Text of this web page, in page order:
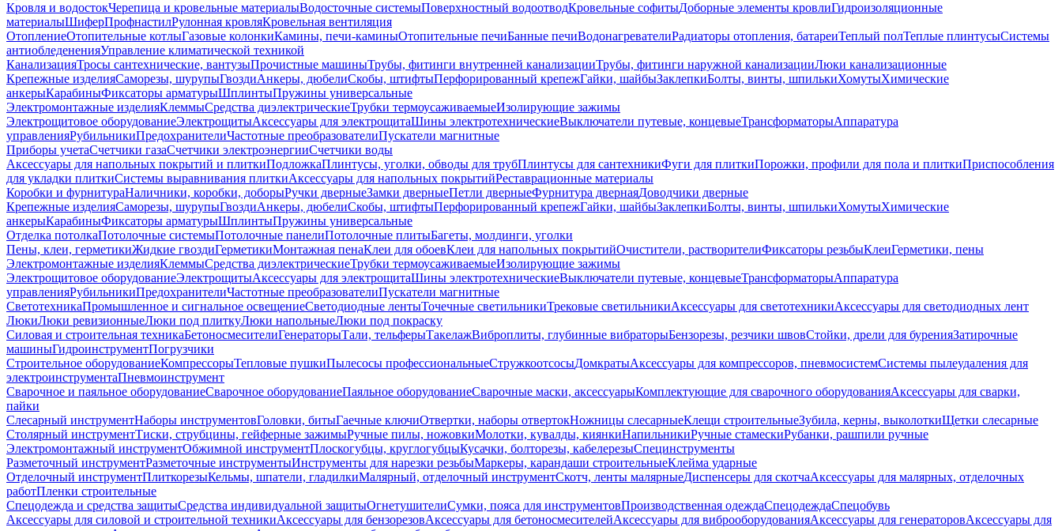
Кровля и водостокЧерепица и кровельные материалыВодосточные системыПоверхностный водоотводКровельные софитыДоборные элементы кровлиГидроизоляционные
материалыШиферПрофнастилРулонная кровляКровельная вентиляция
ОтоплениеОтопительные котлыГазовые колонкиКамины, печи-каминыОтопительные печиБанные печиВодонагревателиРадиаторы отопления, батареиТеплый полТеплые плинтусыСистемы
антиобледененияУправление климатической техникой
КанализацияТросы сантехнические, вантузыПрочистные машиныТрубы, фитинги внутренней канализацииТрубы, фитинги наружной канализацииЛюки канализационные
Крепежные изделияСаморезы, шурупыГвоздиАнкеры, дюбелиСкобы, штифтыПерфорированный крепежГайки, шайбыЗаклепкиБолты, винты, шпилькиХомутыХимические
анкерыКарабиныФиксаторы арматурыШплинтыПружины универсальные
Электромонтажные изделияКлеммыСредства диэлектрическиеТрубки термоусаживаемыеИзолирующие зажимы
Электрощитовое оборудованиеЭлектрощитыАксессуары для электрощитаШины электротехническиеВыключатели путевые, концевыеТрансформаторыАппаратура
управленияРубильникиПредохранителиЧастотные преобразователиПускатели магнитные
Приборы учетаСчетчики газаСчетчики электроэнергииСчетчики воды
Аксессуары для напольных покрытий и плиткиПодложкаПлинтусы, уголки, обводы для трубПлинтусы для сантехникиФуги для плиткиПорожки, профили для пола и плиткиПриспособления
для укладки плиткиСистемы выравнивания плиткиАксессуары для напольных покрытийРеставрационные материалы
Коробки и фурнитураНаличники, коробки, доборыРучки дверныеЗамки дверныеПетли дверныеФурнитура двернаяДоводчики дверные
Крепежные изделияСаморезы, шурупыГвоздиАнкеры, дюбелиСкобы, штифтыПерфорированный крепежГайки, шайбыЗаклепкиБолты, винты, шпилькиХомутыХимические
анкерыКарабиныФиксаторы арматурыШплинтыПружины универсальные
Отделка потолкаПотолочные системыПотолочные панелиПотолочные плитыБагеты, молдинги, уголки
Пены, клеи, герметикиЖидкие гвоздиГерметикиМонтажная пенаКлеи для обоевКлеи для напольных покрытийОчистители, растворителиФиксаторы резьбыКлеиГерметики, пены
Электромонтажные изделияКлеммыСредства диэлектрическиеТрубки термоусаживаемыеИзолирующие зажимы
Электрощитовое оборудованиеЭлектрощитыАксессуары для электрощитаШины электротехническиеВыключатели путевые, концевыеТрансформаторыАппаратура
управленияРубильникиПредохранителиЧастотные преобразователиПускатели магнитные
СветотехникаПромышленное и сигнальное освещениеСветодиодные лентыТочечные светильникиТрековые светильникиАксессуары для светотехникиАксессуары для светодиодных лент
ЛюкиЛюки ревизионныеЛюки под плиткуЛюки напольныеЛюки под покраску
Силовая и строительная техникаБетоносмесителиГенераторыТали, тельферыТакелажВиброплиты, глубинные вибраторыБензорезы, резчики швовСтойки, дрели для буренияЗатирочные
машиныГидроинструментПогрузчики
Строительное оборудованиеКомпрессорыТепловые пушкиПылесосы профессиональныеСтружкоотсосыДомкратыАксессуары для компрессоров, пневмосистемСистемы пылеудаления для
электроинструментаПневмоинструмент
Сварочное и паяльное оборудованиеСварочное оборудованиеПаяльное оборудованиеСварочные маски, аксессуарыКомплектующие для сварочного оборудованияАксессуары для сварки,
пайки
Слесарный инструментНаборы инструментовГоловки, битыГаечные ключиОтвертки, наборы отвертокНожницы слесарныеКлещи строительныеЗубила, керны, выколоткиЩетки слесарные
Столярный инструментТиски, струбцины, гейферные зажимыРучные пилы, ножовкиМолотки, кувалды, киянкиНапильникиРучные стамескиРубанки, рашпили ручные
Электромонтажный инструментОбжимной инструментПлоскогубцы, круглогубцыКусачки, болторезы, кабелерезыСпецинструменты
Разметочный инструментРазметочные инструментыИнструменты для нарезки резьбыМаркеры, карандаши строительныеКлейма ударные
Отделочный инструментПлиткорезыКельмы, шпатели, гладилкиМалярный, отделочный инструментСкотч, ленты малярныеДиспенсеры для скотчаАксессуары для малярных, отделочных
работПленки строительные
Спецодежда и средства защитыСредства индивидуальной защитыОгнетушителиСумки, пояса для инструментовПроизводственная одеждаСпецодеждаСпецобувь
Аксессуары для силовой и строительной техникиАксессуары для бензорезовАксессуары для бетоносмесителейАксессуары для виброоборудованияАксессуары для генераторовАксессуары для